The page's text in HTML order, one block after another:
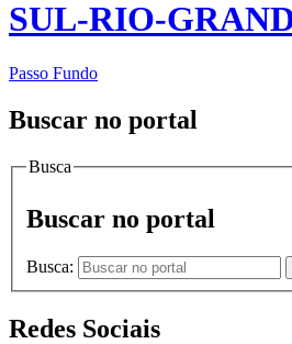
SUL-RIO-
Passo Fundo
Buscar no portal
Busca
Buscar no portal
Busca:
Redes Sociais